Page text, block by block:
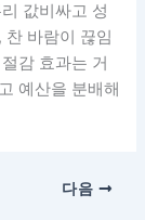
값비싸고 성
바람이 끊임
감 효과는 거
예산을 분배해
다음